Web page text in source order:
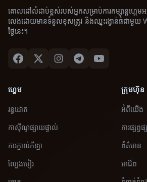
គោលដៅលំដាប់ខ្ពស់របស់អ្នកសម្រាប់ការកម្សាន្តហ្គេ
លេងដោយមានទំនួលខុសត្រូវ និងឈ្នះរង្វាន់ធំជាមួយ
ថ្ងៃនេះ។
ហ្គេម
រន្ធដោត
កាស៊ីណូផ្សាយផ្ទាល់
ការភ្នាល់កីឡា
ល្បែងបៀរ
ក្រុមហ៊ុន
អំពីយើង
ការផ្សព្វ
ព័ត៌មាន
អាជីព